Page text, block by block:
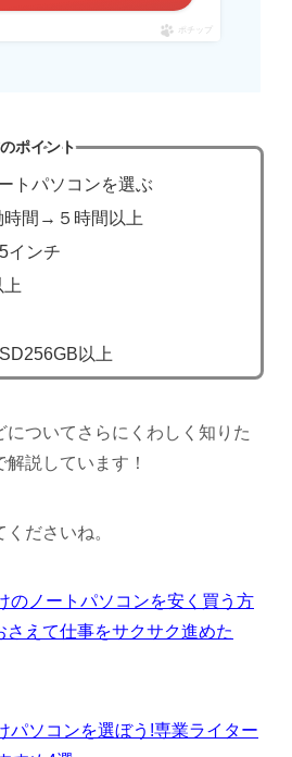
ポチップ
ポイント
トパソコンを選ぶ
時間→５時間以上
インチ
以上
についてさらにくわしく知りた
説しています！
ださいね。
のノートパソコンを安く買う方
えて仕事をサクサク進めた
パソコンを選ぼう!専業ライター